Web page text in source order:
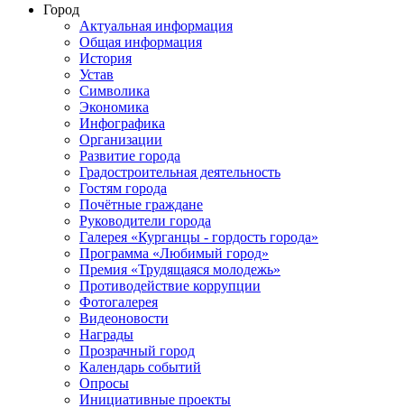
Город
Актуальная информация
Общая информация
История
Устав
Символика
Экономика
Инфографика
Организации
Развитие города
Градостроительная деятельность
Гостям города
Почётные граждане
Руководители города
Галерея «Курганцы - гордость города»
Программа «Любимый город»
Премия «Трудящаяся молодежь»
Противодействие коррупции
Фотогалерея
Видеоновости
Награды
Прозрачный город
Календарь событий
Опросы
Инициативные проекты